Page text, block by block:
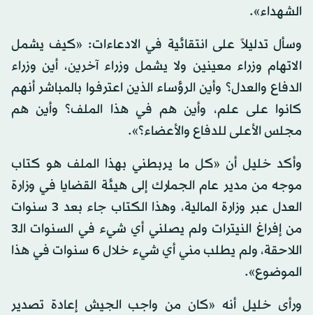
الشهداء».
وسأل تدليلاً على انتقائية في الادعاءات: «كيف يشمل
الاتهام وزراء معينين ولا يشمل وزراء آخرين، أين وزراء
الدفاع والعدل؟ وأين الرؤساء الذين اعترفوا بالمباشر أنهم
كانوا على علم، وأين هم في هذا الملف؟ وأين هم
مجلس الأعلى للدفاع والأعضاء؟».
وأكد خليل أن «كل ما يربطني بهذا الملف هو كتاب
موجه من مدير عام الجمارك إلى هيئة القضايا في وزارة
العدل عبر وزارة المالية، وهذا الكتاب جاء بعد 3 سنوات
من إفراغ النيترات ولم يصلني أي شيء في السنوات الـ3
اللاحقة، ولم يطلب مني أي شيء خلال 6 سنوات في هذا
الموضوع».
ورأى خليل أنه «كان من واجب الجيش إعادة تصدير